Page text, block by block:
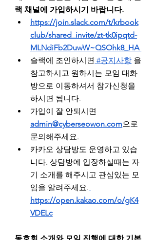
랙 채널에 가입하시기 바랍니다.
https://join.slack.com/t/krbook
club/shared_invite/zt-tk0ipqtd-
MLNdiFb2DuwW~QSOhk8_HA
슬랙에 조인하시면 #공지사항 을
참고하시고 원하시는 모임 대화
방으로 이동하셔서 참가신청을
하시면 됩니다.
admin@cyberseowon.com으로
문의해주세요.
카카오 상담방도 운영하고 있습
니다. 상담방에 입장하실때는 자
기 소개를 해주시고 관심있는 모
임을 알려주세요.
https://open.kakao.com/o/gK4
VDELc